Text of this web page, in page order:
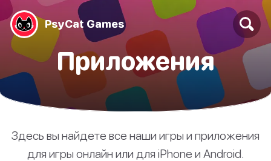
PsyCat Games
Приложения
Здесь вы найдете все наши игры и приложения
для игры онлайн или для iPhone и Android.